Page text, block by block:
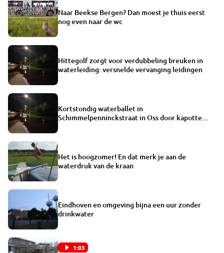
Naar Beekse Bergen? Dan moest je thuis eerst
nog even naar de wc
Hittegolf zorgt voor verdubbeling breuken in
waterleiding: versnelde vervanging leidingen
Kortstondig waterballet in
Schimmelpenninckstraat in Oss door kapotte
Het is hoogzomer! En dat merk je aan de
waterdruk van de kraan
Eindhoven en omgeving bijna een uur zonder
drinkwater
1:03